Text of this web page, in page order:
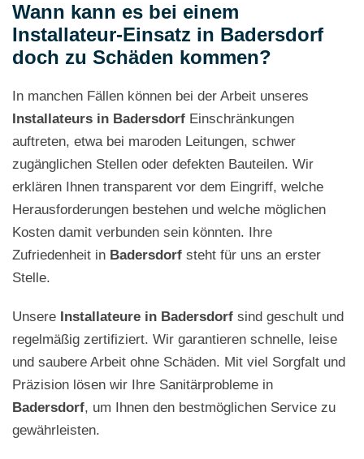
Wann kann es bei einem
Installateur-Einsatz in Badersdorf
doch zu Schäden kommen?
In manchen Fällen können bei der Arbeit unseres
Installateurs in Badersdorf Einschränkungen
auftreten, etwa bei maroden Leitungen, schwer
zugänglichen Stellen oder defekten Bauteilen. Wir
erklären Ihnen transparent vor dem Eingriff, welche
Herausforderungen bestehen und welche möglichen
Kosten damit verbunden sein könnten. Ihre
Zufriedenheit in Badersdorf steht für uns an erster
Stelle.
Unsere Installateure in Badersdorf sind geschult und
regelmäßig zertifiziert. Wir garantieren schnelle, leise
und saubere Arbeit ohne Schäden. Mit viel Sorgfalt und
Präzision lösen wir Ihre Sanitärprobleme in
Badersdorf, um Ihnen den bestmöglichen Service zu
gewährleisten.